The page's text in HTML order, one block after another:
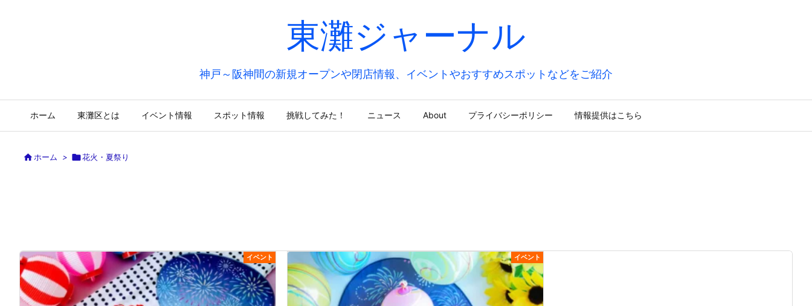
東灘ジャーナル
神戸～阪神間の新規オープンや閉店情報、イベントやおすすめスポットなどをご紹介
ホーム 東灘区とは イベント情報 スポット情報 挑戦してみた！ ニュース About プライバシーポリシー 情報提供はこちら
ホーム > 花火・夏祭り
イベント イベント